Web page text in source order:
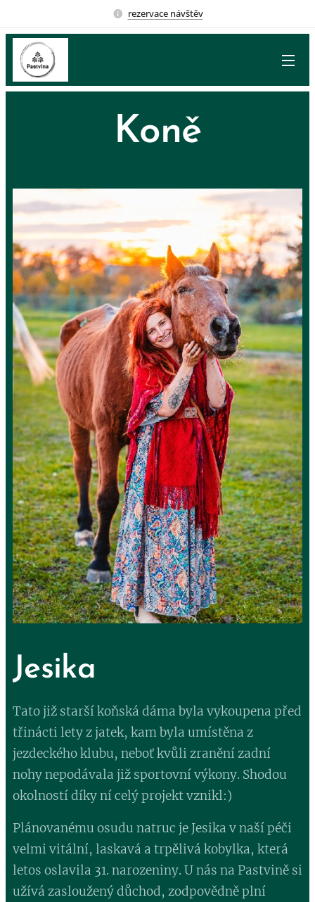
rezervace návštěv
Koně
Jesika
Tato již starší koňská dáma byla vykoupena před
třinácti lety z jatek, kam byla umístěna z
jezdeckého klubu, neboť kvůli zranění zadní
nohy nepodávala již sportovní výkony. Shodou
okolností díky ní celý projekt vznikl:)
Plánovanému osudu natruc je Jesika v naší péči
velmi vitální, laskavá a trpělivá kobylka, která
letos oslavila 31. narozeniny. U nás na Pastvině si
užívá zasloužený důchod, zodpovědně plní